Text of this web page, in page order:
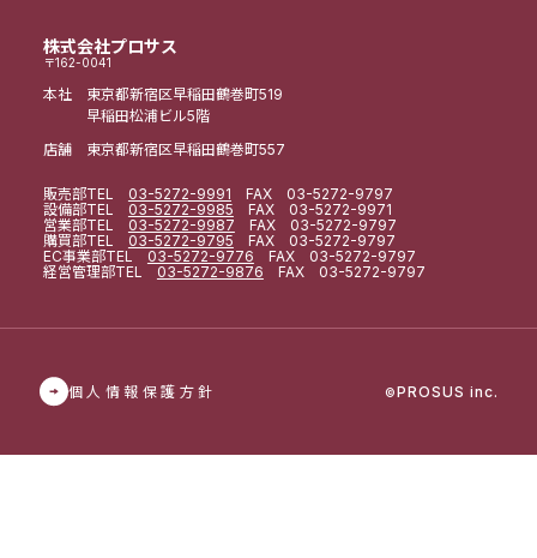
株式会社プロサス
〒162-0041
本社 東京都新宿区早稲田鶴巻町519
早稲田松浦ビル5階
店舗 東京都新宿区早稲田鶴巻町557
販売部TEL 03-5272-9991 FAX 03-5272-9797
設備部TEL 03-5272-9985 FAX 03-5272-9971
営業部TEL 03-5272-9987 FAX 03-5272-9797
購買部TEL 03-5272-9795 FAX 03-5272-9797
EC事業部TEL 03-5272-9776 FAX 03-5272-9797
経営管理部TEL 03-5272-9876 FAX 03-5272-9797
個人情報保護方針 ©PROSUS inc.